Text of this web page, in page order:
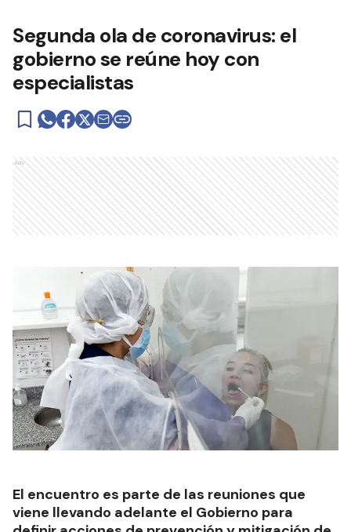
Segunda ola de coronavirus: el
gobierno se reúne hoy con
especialistas
Ads
El encuentro es parte de las reuniones que
viene llevando adelante el Gobierno para